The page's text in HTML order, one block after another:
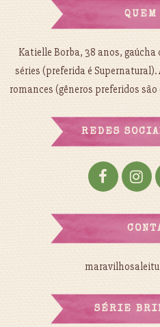
QUEM
Katielle Borba, 38 anos, gaúcha
séries (preferida é
romances (gêneros preferidos
REDES
SÉRIE